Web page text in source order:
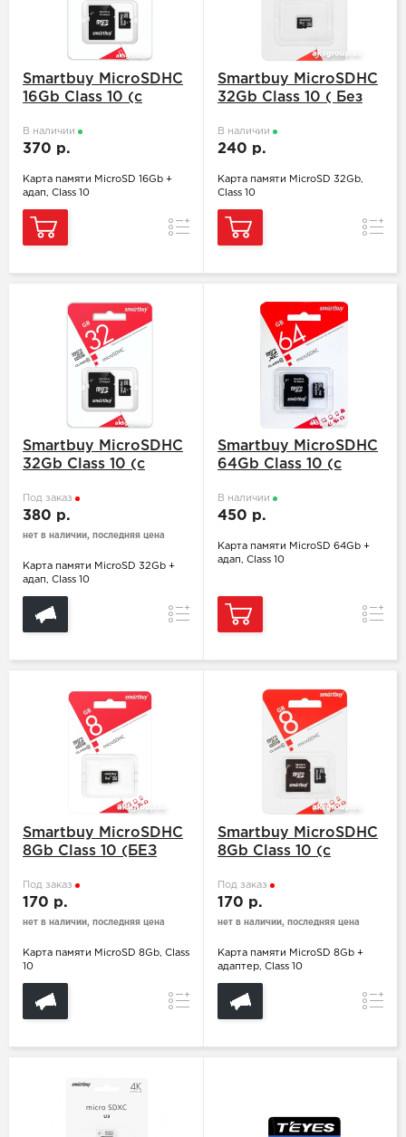
Smartbuy MicroSDHC
16Gb Class 10 (с
В наличии
370 р.
Карта памяти MicroSD 16Gb +
адап, Class 10
Сравнение
Smartbuy MicroSDHC
32Gb Class 10 ( Без
В наличии
240 р.
Карта памяти MicroSD 32Gb,
Class 10
Smartbuy MicroSDHC
32Gb Class 10 (с
Под заказ
380 р.
нет в наличии, последняя цена
Карта памяти MicroSD 32Gb +
адап, Class 10
Сравнение
Smartbuy MicroSDHC
64Gb Class 10 (с
В наличии
450 р.
Карта памяти MicroSD 64Gb +
адап, Class 10
Smartbuy MicroSDHC
8Gb Class 10 (БЕЗ
Под заказ
170 р.
нет в наличии, последняя цена
Карта памяти MicroSD 8Gb, Class
10
Сравнение
Smartbuy MicroSDHC
8Gb Class 10 (с
Под заказ
170 р.
нет в наличии, последняя цена
Карта памяти MicroSD 8Gb +
адаптер, Class 10